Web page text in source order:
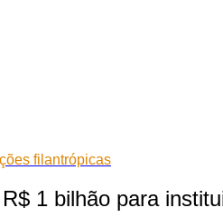
filantrópicas
1 bilhão para